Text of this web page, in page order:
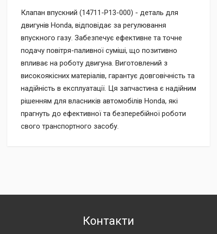
Клапан впускний (14711-P13-000) - деталь для
двигунів Honda, відповідає за регулювання
впускного газу. Забезпечує ефективне та точне
подачу повітря-паливної суміші, що позитивно
впливає на роботу двигуна. Виготовлений з
високоякісних матеріалів, гарантує довговічність та
надійність в експлуатації. Ця запчастина є надійним
рішенням для власників автомобілів Honda, які
прагнуть до ефективної та безперебійної роботи
свого транспортного засобу.
Контакти